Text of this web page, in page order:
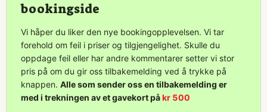
bookingside
Vi håper du liker den nye bookingopplevelsen. Vi tar
forehold om feil i priser og tilgjengelighet. Skulle du
oppdage feil eller har andre kommentarer setter vi stor
pris på om du gir oss tilbakemelding ved å trykke på
knappen. Alle som sender oss en tilbakemelding er
med i trekningen av et gavekort påkr 500
Lukk
Send